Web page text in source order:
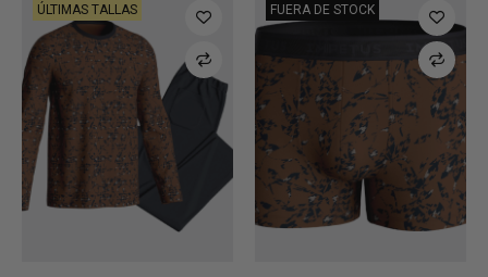
ÚLTIMAS TALLAS FUERA DE STOCK